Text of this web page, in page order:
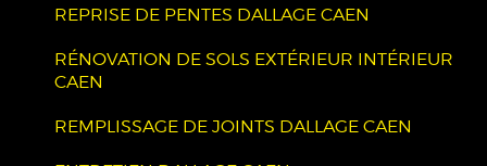
REPRISE DE PENTES DALLAGE CAEN
RÉNOVATION DE SOLS EXTÉRIEUR INTÉRIEUR
CAEN
REMPLISSAGE DE JOINTS DALLAGE CAEN